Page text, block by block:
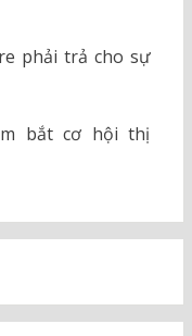
phải trả cho sự
bắt cơ hội thị